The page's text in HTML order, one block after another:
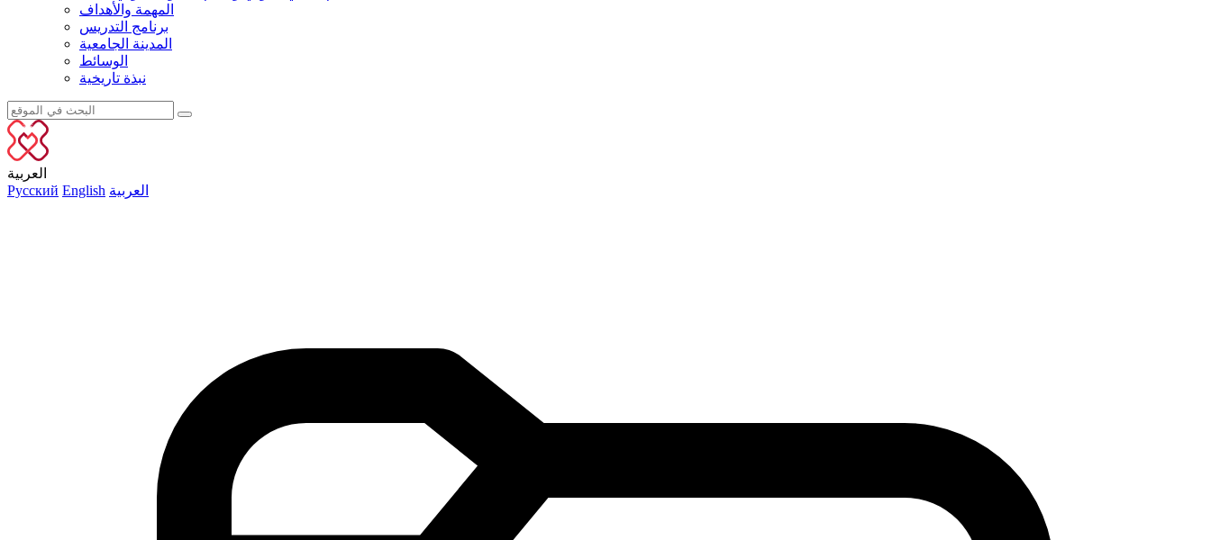
المهمة والأهداف
برنامج التدريس
المدينة الجامعية
الوسائط
نبذة تاريخية
العربية
Русский English العربية